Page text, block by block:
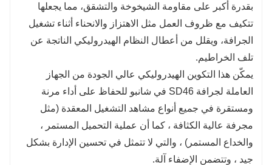
بقدرة أكبر على مقاومة الشيخوخة والتشقق، مما يجعلها
تتكيف مع ظروف العمل مثل الاهتزاز والانحناء أثناء تشغيل
الجرافة، ويقلل من أعطال النظام الهيدروليكي الناتجة عن
تلف الخراطيم.
يمكّن هذا التكوين الهيدروليكي عالي الجودة من الجهاز
العاملة لجرافة SD46 في شانبو للحفاظ على أداء مرنة
ومستقرة في جميع أنواع مشاهد التشغيل المعقدة (مثل
مجرفة عالية الكثافة ، كما أن عملية التحميل المستمر ،
والخداع المستمر) ، والتي لا تتمثل في تحسين الإدارة بشكل
جيد ، وتتضمن الإضفاء آلة.